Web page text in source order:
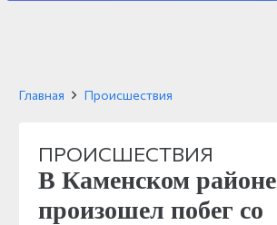
Главная Происшествия
ПРОИСШЕСТВИЯ
В Каменском районе
произошел побег со